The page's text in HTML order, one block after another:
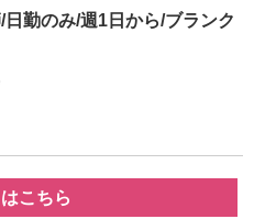
勤のみ/週1日から/ブランク
こちら